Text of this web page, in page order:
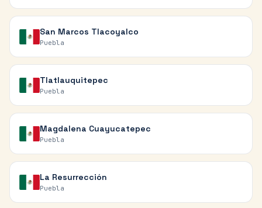
San Marcos Tlacoyalco
Puebla
Tlatlauquitepec
Puebla
Magdalena Cuayucatepec
Puebla
La Resurrección
Puebla